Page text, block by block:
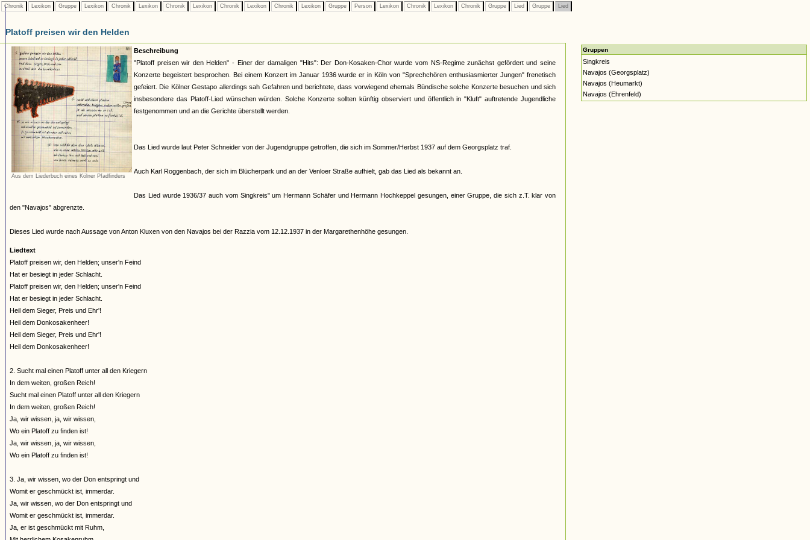
Chronik Lexikon Gruppe Lexikon Chronik Lexikon Chronik Lexikon Chronik Lexikon Chronik Lexikon Gruppe Person Lexikon Chronik Lexikon Chronik Gruppe Lied Gruppe Lied
Platoff preisen wir den Helden
Aus dem Liederbuch eines Kölner Pfadfinders
Beschreibung
"Platoff preisen wir den Helden" - Einer der damaligen "Hits": Der Don-Kosaken-Chor wurde vom NS-Regime zunächst gefördert und seine
Konzerte begeistert besprochen. Bei einem Konzert im Januar 1936 wurde er in Köln von "Sprechchören enthusiasmierter Jungen" frenetisch
gefeiert. Die Kölner Gestapo allerdings sah Gefahren und berichtete, dass vorwiegend ehemals Bündische solche Konzerte besuchen und sich
insbesondere das Platoff-Lied wünschen würden. Solche Konzerte sollten künftig observiert und öffentlich in "Kluft" auftretende Jugendliche
festgenommen und an die Gerichte überstellt werden.
Das Lied wurde laut Peter Schneider von der Jugendgruppe getroffen, die sich im Sommer/Herbst 1937 auf dem Georgsplatz traf.
Auch Karl Roggenbach, der sich im Blücherpark und an der Venloer Straße aufhielt, gab das Lied als bekannt an.
Das Lied wurde 1936/37 auch vom Singkreis" um Hermann Schäfer und Hermann Hochkeppel gesungen, einer Gruppe, die sich z.T. klar von
den "Navajos" abgrenzte.
Dieses Lied wurde nach Aussage von Anton Kluxen von den Navajos bei der Razzia vom 12.12.1937 in der Margarethenhöhe gesungen.
Liedtext
Platoff preisen wir, den Helden; unser'n Feind
Hat er besiegt in jeder Schlacht.
Platoff preisen wir, den Helden; unser'n Feind
Hat er besiegt in jeder Schlacht.
Heil dem Sieger, Preis und Ehr'!
Heil dem Donkosakenheer!
Heil dem Sieger, Preis und Ehr'!
Heil dem Donkosakenheer!
2. Sucht mal einen Platoff unter all den Kriegern
In dem weiten, großen Reich!
Sucht mal einen Platoff unter all den Kriegern
In dem weiten, großen Reich!
Ja, wir wissen, ja, wir wissen,
Wo ein Platoff zu finden ist!
Ja, wir wissen, ja, wir wissen,
Wo ein Platoff zu finden ist!
3. Ja, wir wissen, wo der Don entspringt und
Womit er geschmückt ist, immerdar.
Ja, wir wissen, wo der Don entspringt und
Womit er geschmückt ist, immerdar.
Ja, er ist geschmückt mit Ruhm,
Gruppen
Singkreis
Navajos (Georgsplatz)
Navajos (Heumarkt)
Navajos (Ehrenfeld)